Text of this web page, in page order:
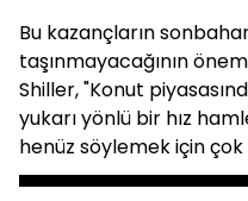
Bu kazançların
taşınmayacağının
Shiller, "Konut
yukarı yönlü bir hız
henüz söylemek için